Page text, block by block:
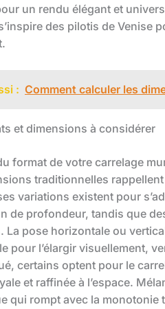
un rendu élégant et
des pilotis de Venise
: Comment calculer les
et dimensions à considérer
format de votre carrelage
traditionnelles
variations existent pour
de profondeur, tandis que
La pose horizontale ou
pour l’élargir visuellement,
certains optent pour le
et raffinée à l’espace.
qui rompt avec la monotonie